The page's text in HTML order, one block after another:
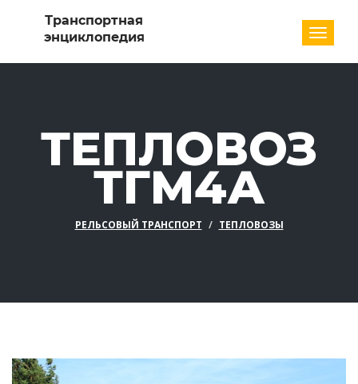
ТЕПЛОВОЗ
ТГМ4А
РЕЛЬСОВЫЙ ТРАНСПОРТ ТЕПЛОВОЗЫ